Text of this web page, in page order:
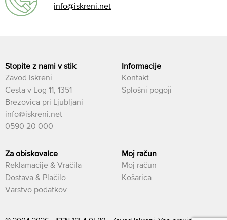
info@iskreni.net
Stopite z nami v stik
Zavod Iskreni
Cesta v Log 11, 1351
Brezovica pri Ljubljani
info@iskreni.net
0590 20 000
Informacije
Kontakt
Splošni pogoji
Za obiskovalce
Reklamacije & Vračila
Dostava & Plačilo
Varstvo podatkov
Moj račun
Moj račun
Košarica